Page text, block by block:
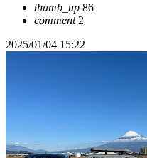
thumb_up 86
comment2
2025/01/04 15:22